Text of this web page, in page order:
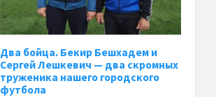
Два бойца. Бекир Бешхадем и
Сергей Лешкевич — два скромных
труженика нашего городского
футбола